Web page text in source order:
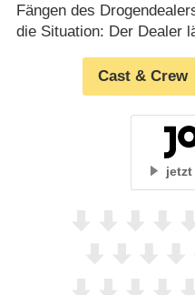
Fängen des
die Situation: Der Dealer
Cast & Crew
jetzt